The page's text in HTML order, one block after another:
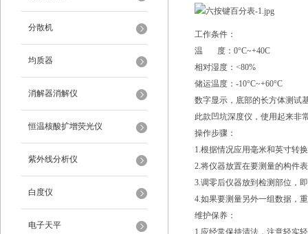
分散机
均质器
消解器消解仪
恒温核酸扩增荧光仪
紫外线分析仪
白度仪
电子天平
工作条件：
温 度：0°C~+40C
相对湿度：<80%
储运温度：-10°C~+60°C
数字显示，底部的长方体测试
此款凹坑深度仪，使用起来非
操作步骤：
1.根据情况应用毫米和英寸转
2.将仪器放置在要测量的构件
3.调零后仪器放到检测部位，
4.如果要测量另外一组数据，
维护保养：
1.应经常保持清法，注意轻实